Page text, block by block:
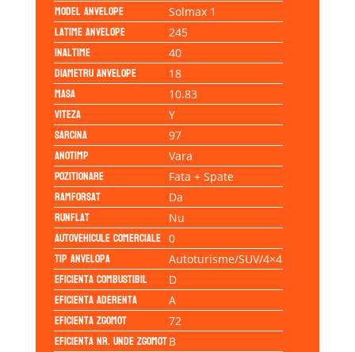
Model anvelope Solmax 1
Latime anvelope 245
Inaltime 40
Diametru anvelope 18
Masa 10.83
Viteza Y
Sarcina 97
Anotimp Vara
Pozitionare Fata + Spate
Ramforsat Da
Runflat Nu
Autovehicule comerciale 0
Tip anvelopa Autoturisme/SUV/4×4
Eficienta Combustibil D
Eficienta Aderenta A
Eficienta Zgomot 72
Eficienta Nr. Unde ZgomotB